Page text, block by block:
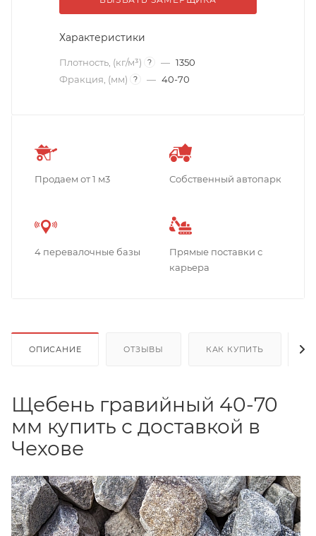
Характеристики
Плотность, (кг/м³) ? — 1350
Фракция, (мм)
? — 40-70
Продаем от 1 м3 Собственный автопарк
4 перевалочные базы
Прямые поставки с
карьера
ОПИСАНИЕ ОТЗЫВЫ КАК КУПИТЬ
Щебень гравийный 40-70
мм купить с доставкой в
Чехове